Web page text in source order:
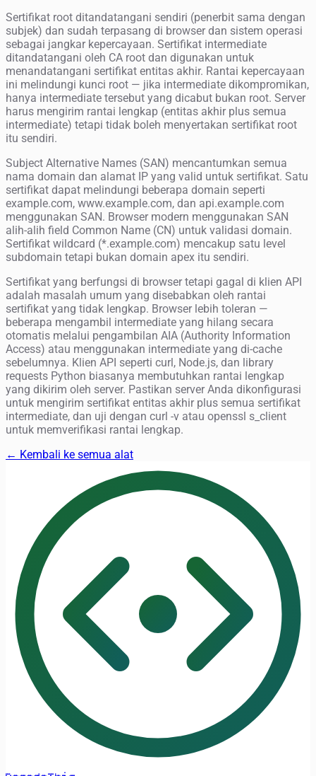
Sertifikat root ditandatangani sendiri (penerbit sama dengan
subjek) dan sudah terpasang di browser dan sistem operasi
sebagai jangkar kepercayaan. Sertifikat intermediate
ditandatangani oleh CA root dan digunakan untuk
menandatangani sertifikat entitas akhir. Rantai kepercayaan
ini melindungi kunci root — jika intermediate dikompromikan,
hanya intermediate tersebut yang dicabut bukan root. Server
harus mengirim rantai lengkap (entitas akhir plus semua
intermediate) tetapi tidak boleh menyertakan sertifikat root
itu sendiri.
Subject Alternative Names (SAN) mencantumkan semua
nama domain dan alamat IP yang valid untuk sertifikat. Satu
sertifikat dapat melindungi beberapa domain seperti
example.com, www.example.com, dan api.example.com
menggunakan SAN. Browser modern menggunakan SAN
alih-alih field Common Name (CN) untuk validasi domain.
Sertifikat wildcard (*.example.com) mencakup satu level
subdomain tetapi bukan domain apex itu sendiri.
Sertifikat yang berfungsi di browser tetapi gagal di klien API
adalah masalah umum yang disebabkan oleh rantai
sertifikat yang tidak lengkap. Browser lebih toleran —
beberapa mengambil intermediate yang hilang secara
otomatis melalui pengambilan AIA (Authority Information
Access) atau menggunakan intermediate yang di-cache
sebelumnya. Klien API seperti curl, Node.js, dan library
requests Python biasanya membutuhkan rantai lengkap
yang dikirim oleh server. Pastikan server Anda dikonfigurasi
untuk mengirim sertifikat entitas akhir plus semua sertifikat
intermediate, dan uji dengan curl -v atau openssl s_client
untuk memverifikasi rantai lengkap.
← Kembali ke semua alat